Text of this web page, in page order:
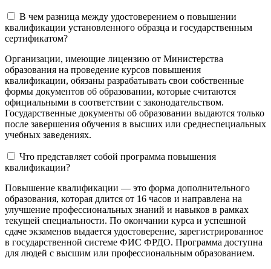
В чем разница между удостоверением о повышении
квалификации установленного образца и государственным
сертификатом?
Организации, имеющие лицензию от Министерства
образования на проведение курсов повышения
квалификации, обязаны разрабатывать свои собственные
формы документов об образовании, которые считаются
официальными в соответствии с законодательством.
Государственные документы об образовании выдаются только
после завершения обучения в высших или среднеспециальных
учебных заведениях.
Что представляет собой программа повышения
квалификации?
Повышение квалификации — это форма дополнительного
образования, которая длится от 16 часов и направлена на
улучшение профессиональных знаний и навыков в рамках
текущей специальности. По окончании курса и успешной
сдаче экзаменов выдается удостоверение, зарегистрированное
в государственной системе ФИС ФРДО. Программа доступна
для людей с высшим или профессиональным образованием.